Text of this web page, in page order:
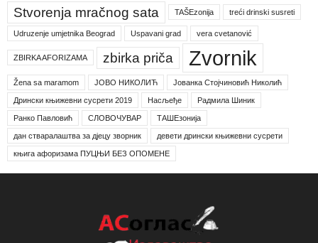
Stvorenja mračnog sata TAŠEzonija treći drinski susreti
Udruzenje umjetnika Beograd Uspavani grad vera cvetanović
ZBIRKA AFORIZAMA zbirka priča Zvornik
Žena sa maramom ЈОВО НИКОЛИЋ Јованка Стојчиновић Николић
Дрински књижевни сусрети 2019 Насљеђе Радмила Шиник
Ранко Павловић СЛОВОЧУВАР ТАШЕзонија
дан стваралаштва за дјецу зворник девети дрински књижевни сусрети
књига афоризама ПУЦЊИ БЕЗ ОПОМЕНЕ